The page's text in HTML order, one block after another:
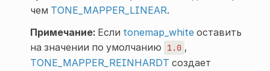
чем TONE_MAPPER_LINEAR.
Примечание:Если tonemap_whiteоставить
на значении по умолчанию
1.0 ,
TONE_MAPPER_REINHARDT создает